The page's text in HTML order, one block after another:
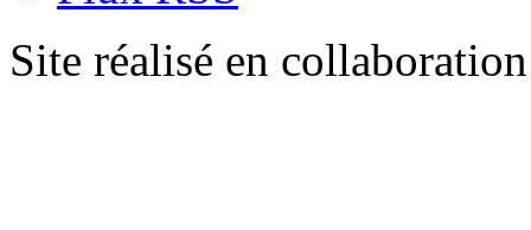
Site réalisé en